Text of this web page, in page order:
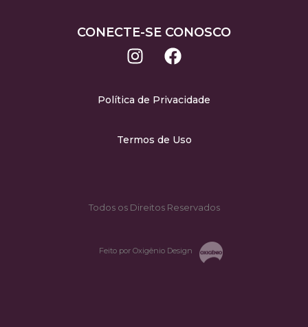
CONECTE-SE CONOSCO
Política de Privacidade
Termos de Uso
Todos os Direitos Reservados
Feito por Oxigênio Design